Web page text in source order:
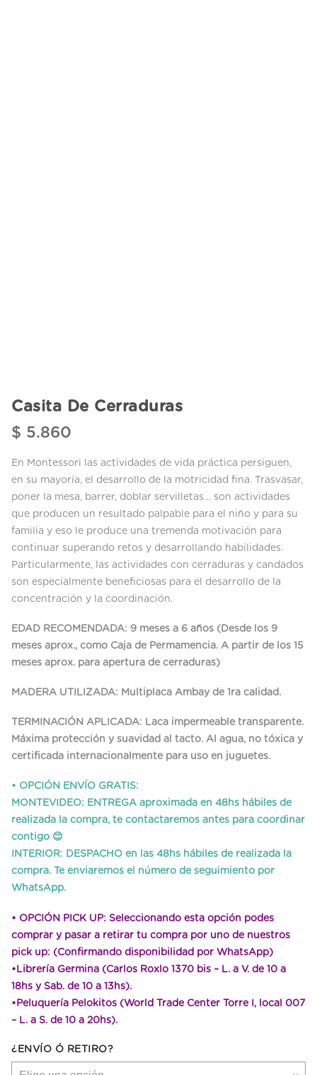
Casita De Cerraduras
$ 5.860
En Montessori las actividades de vida práctica persiguen,
en su mayoría, el desarrollo de la motricidad fina. Trasvasar,
poner la mesa, barrer, doblar servilletas… son actividades
que producen un resultado palpable para el niño y para su
familia y eso le produce una tremenda motivación para
continuar superando retos y desarrollando habilidades.
Particularmente, las actividades con cerraduras y candados
son especialmente beneficiosas para el desarrollo de la
concentración y la coordinación.
EDAD RECOMENDADA: 9 meses a 6 años (Desde los 9
meses aprox., como Caja de Permamencia. A partir de los 15
meses aprox. para apertura de cerraduras)
MADERA UTILIZADA: Multiplaca Ambay de 1ra calidad.
TERMINACIÓN APLICADA: Laca impermeable transparente.
Máxima protección y suavidad al tacto. Al agua, no tóxica y
certificada internacionalmente para uso en juguetes.
• OPCIÓN ENVÍO GRATIS:
MONTEVIDEO: ENTREGA aproximada en 48hs hábiles de
realizada la compra, te contactaremos antes para coordinar
contigo 😊
INTERIOR: DESPACHO en las 48hs hábiles de realizada la
compra. Te enviaremos el número de seguimiento por
WhatsApp.
• OPCIÓN PICK UP: Seleccionando esta opción podes
comprar y pasar a retirar tu compra por uno de nuestros
pick up: (Confirmando disponibilidad por WhatsApp)
•Librería Germina (Carlos Roxlo 1370 bis – L. a V. de 10 a
18hs y Sab. de 10 a 13hs).
•Peluquería Pelokitos (World Trade Center Torre I, local 007
– L. a S. de 10 a 20hs).
¿ENVÍO Ó RETIRO?